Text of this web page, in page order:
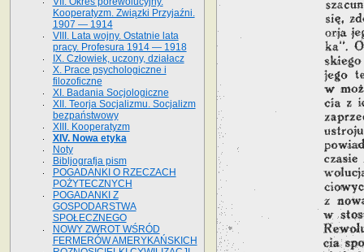
Kooperatyzm. Związki Przyjaźni.
1907 — 1914
VIII. Lata wojny. Ostatnie lata
pracy. Profesura 1914 — 1918
IX. Człowiek, uczony, działacz
X. Prace psychologiczne i
filozoficzne
XI. Badania Socjologiczne
XII. Teorja Socjalizmu. Socjalizm
bezpaństwowy
XIII. Kooperatyzm
XIV. Nowa etyka
Noty
Bibljografja pism
POGADANKI O RZECZACH
POŻYTECZNYCH
POGADANKI Z
GOSPODARSTWA
SPOŁECZNEGO
NOWY ZWROT WŚRÓD
FERMERÓW AMERYKAŃSKICH